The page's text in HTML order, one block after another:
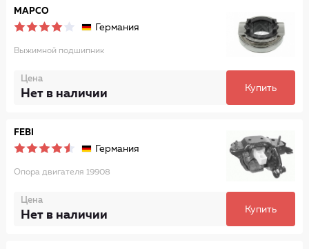
MAPCO
Германия
Выжимной подшипник
Цена
Нет в наличии Купить
FEBI
Германия
Опора двигателя 19908
Цена
Нет в наличии Купить